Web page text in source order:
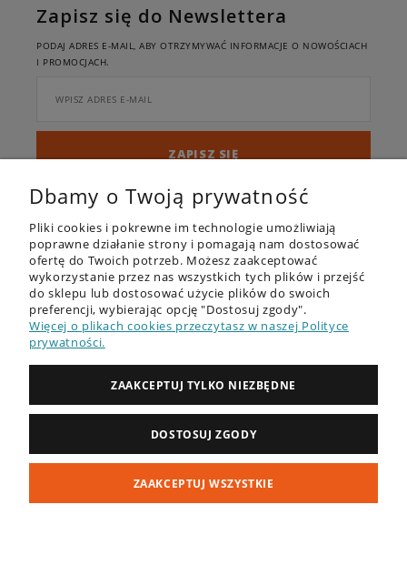
Zapisz się do Newslettera
PODAJ ADRES E-MAIL, ABY OTRZYMYWAĆ INFORMACJE O NOWOŚCIACH
I PROMOCJACH.
ZAPISZ SIĘ
OFERTA
DESKI SUP - RECENZJE
PORADNIK
Dbamy o Twoją prywatność
Pliki cookies i pokrewne im technologie umożliwiają
poprawne działanie strony i pomagają nam dostosować
ofertę do Twoich potrzeb. Możesz zaakceptować
wykorzystanie przez nas wszystkich tych plików i przejść
do sklepu lub dostosować użycie plików do swoich
preferencji, wybierając opcję "Dostosuj zgody".
Więcej o plikach cookies przeczytasz w naszej Polityce
prywatności.
ZAAKCEPTUJ TYLKO NIEZBĘDNE
DOSTOSUJ ZGODY
ZAAKCEPTUJ WSZYSTKIE